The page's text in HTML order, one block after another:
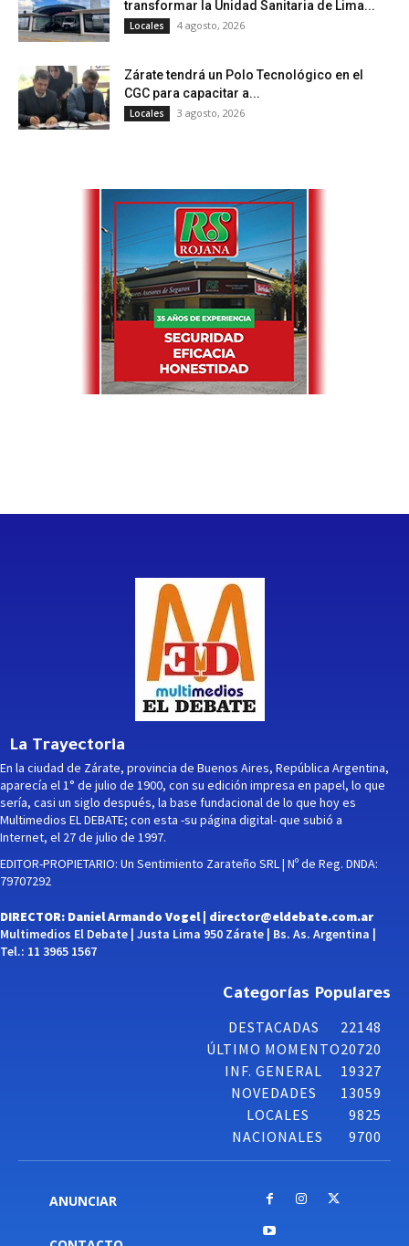
transformar la Unidad Sanitaria de Lima...
Locales 4 agosto, 2026
Zárate tendrá un Polo Tecnológico en el
CGC para capacitar a...
Locales 3 agosto, 2026
La Trayectoria
En la ciudad de Zárate, provincia de Buenos Aires, República Argentina,
aparecía el 1° de julio de 1900, con su edición impresa en papel, lo que
sería, casi un siglo después, la base fundacional de lo que hoy es
Multimedios EL DEBATE; con esta -su página digital- que subió a
Internet, el 27 de julio de 1997.
EDITOR-PROPIETARIO: Un Sentimiento Zarateño SRL | Nº de Reg. DNDA:
79707292
DIRECTOR: Daniel Armando Vogel | director@eldebate.com.ar
Multimedios El Debate | Justa Lima 950 Zárate | Bs. As. Argentina |
Tel.: 11 3965 1567
Categorías Populares
DESTACADAS
22148
ÚLTIMO MOMENTO20720
INF. GENERAL
19327
NOVEDADES
13059
LOCALES
9825
NACIONALES
9700
ANUNCIAR